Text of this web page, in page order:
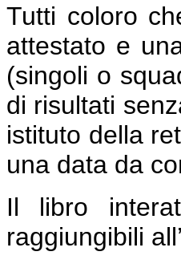
Tutti coloro
attestato e
(singoli o
di risultati
istituto della
una data da
Il libro
raggiungibili